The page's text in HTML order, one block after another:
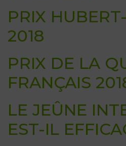
PRIX
2018
PRIX DE LA
FRANÇAIS
LE JEÛNE
EST-IL